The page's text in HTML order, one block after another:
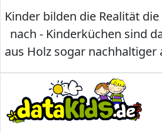
Kinder bilden die Realität
nach - Kinderküchen sind
aus Holz sogar nachhaltiger